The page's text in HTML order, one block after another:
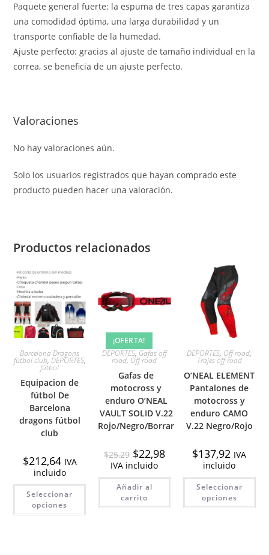
Paquete general fuerte: la espuma de tres capas garantiza
una comodidad óptima, una larga durabilidad y un
transporte confiable de la humedad.
Ajuste perfecto: gracias al ajuste de tamaño individual en la
correa, se beneficia de un ajuste perfecto.
Valoraciones
No hay valoraciones aún.
Solo los usuarios registrados que hayan comprado este
producto pueden hacer una valoración.
Productos relacionados
Barcelona Dragons
fútbol club, DEPORTES,
fútbol
Equipacion de
fútbol De
Barcelona
dragons fútbol
club
$212,64 IVA
incluido
Seleccionar
opciones
Este
producto
tiene
múltiples
¡OFERTA!
DEPORTES, Gafas off
road, Off road
Gafas de
motocross y
enduro O’NEAL
VAULT SOLID V.22
Rojo/Negro/Borrar
$25,29 El
precio
original
era:
$25,29.
$22,98El
precio
es:
IVA incluido
Añadir al
carrito
DEPORTES, Off road,
Trajes off road
O’NEAL ELEMENT
Pantalones de
motocross y
enduro CAMO
V.22 Negro/Rojo
$137,92 IVA
incluido
Seleccionar
opciones